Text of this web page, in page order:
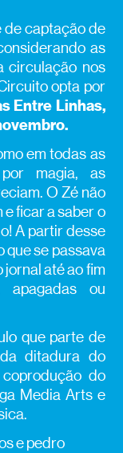
de captação de
as
circulação nos
opta por
Entre Linhas,
em todas as
magia, as
O Zé não
ficar a saber o
A partir desse
que se passava
jornal até ao fim
ou
que parte de
ditadura do
do
Media Arts e
e pedro